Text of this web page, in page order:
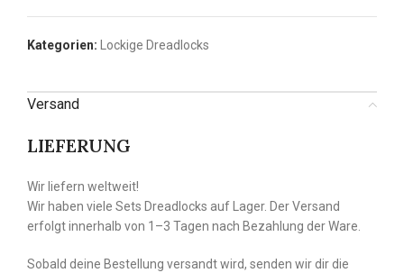
Kategorien: Lockige Dreadlocks
Versand
LIEFERUNG
Wir liefern weltweit!
Wir haben viele Sets Dreadlocks auf Lager. Der Versand
erfolgt innerhalb von 1–3 Tagen nach Bezahlung der Ware.
Sobald deine Bestellung versandt wird, senden wir dir die